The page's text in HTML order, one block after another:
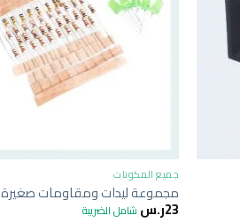
جميع المكونات
مجموعة ليدات ومقاومات صغيرة
23ر.س شامل الضريبة